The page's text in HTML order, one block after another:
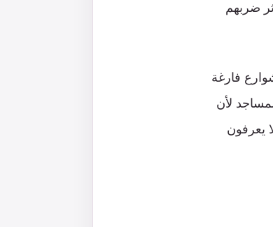
ضربهم
فارغة
لأن
يعرفون